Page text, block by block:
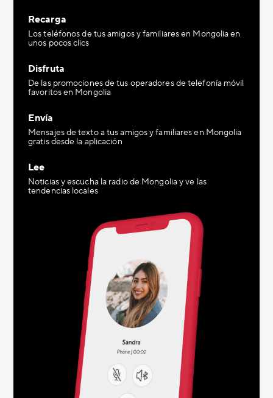
Recarga
Los teléfonos de tus amigos y familiares en Mongolia en
unos pocos clics
Disfruta
De las promociones de tus operadores de telefonía móvil
favoritos en Mongolia
Envía
Mensajes de texto a tus amigos y familiares en Mongolia
gratis desde la aplicación
Lee
Noticias y escucha la radio de Mongolia y ve las
tendencias locales